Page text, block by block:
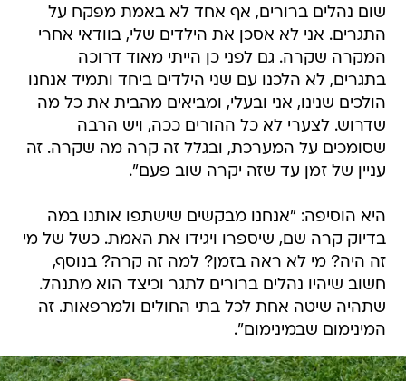
שום נהלים ברורים, אף אחד לא באמת מפקח על
התגרים. אני לא אסכן את הילדים שלי, בוודאי אחרי
המקרה שקרה. גם לפני כן הייתי מאוד דרוכה
בתגרים, לא הלכנו עם שני הילדים ביחד ותמיד אנחנו
הולכים שנינו, אני ובעלי, ומביאים מהבית את כל מה
שדרוש. לצערי לא כל ההורים ככה, ויש הרבה
שסומכים על המערכת, ובגלל זה קרה מה שקרה. זה
עניין של זמן עד שזה יקרה שוב פעם".
היא הוסיפה: "אנחנו מבקשים שישתפו אותנו במה
בדיוק קרה שם, שיספרו ויגידו את האמת. כשל של מי
זה היה? מי לא ראה בזמן? למה זה קרה? בנוסף,
חשוב שיהיו נהלים ברורים לתגר וכיצד הוא מתנהל.
שתהיה שיטה אחת לכל בתי החולים ולמרפאות. זה
המינימום שבמינימום".